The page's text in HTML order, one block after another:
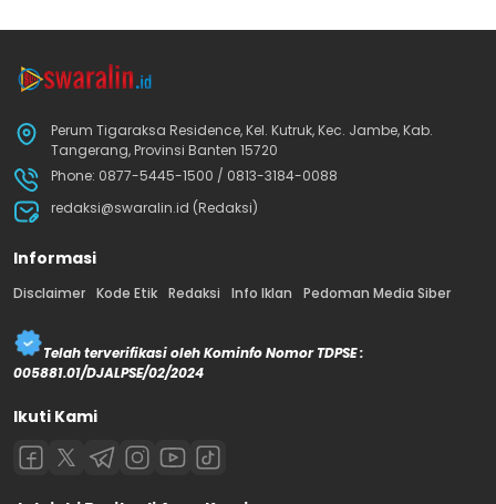
Perum Tigaraksa Residence, Kel. Kutruk, Kec. Jambe, Kab.
Tangerang, Provinsi Banten 15720
Phone: 0877-5445-1500 / 0813-3184-0088
redaksi@swaralin.id (Redaksi)
Informasi
Disclaimer Kode Etik Redaksi Info Iklan Pedoman Media Siber
Telah terverifikasi oleh Kominfo Nomor TDPSE :
005881.01/DJALPSE/02/2024
Ikuti Kami